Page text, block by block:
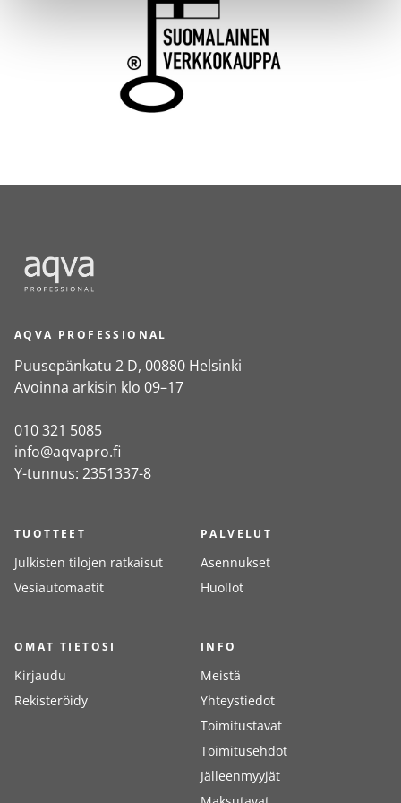
AQVA PROFESSIONAL
Puusepänkatu 2 D, 00880 Helsinki
Avoinna arkisin klo 09–17
010 321 5085
info@aqvapro.fi
Y-tunnus: 2351337-8
TUOTTEET
Julkisten tilojen ratkaisut
Vesiautomaatit
PALVELUT
Asennukset
Huollot
OMAT TIETOSI
Kirjaudu
Rekisteröidy
INFO
Meistä
Yhteystiedot
Toimitustavat
Toimitusehdot
Jälleenmyyjät